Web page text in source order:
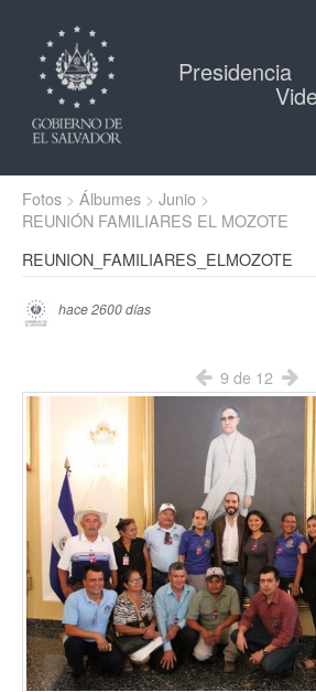
Presidencia
Fotos Álbumes
Junio
REUNIÓN FAMILIARES EL MOZOTE
REUNION_FAMILIARES_ELMOZOTE
hace 2600 días
9 de 12